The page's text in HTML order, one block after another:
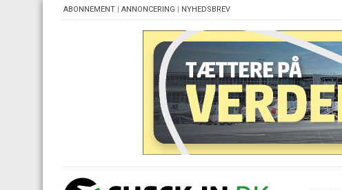
ABONNEMENT | ANNONCERING | NYHEDSBREV